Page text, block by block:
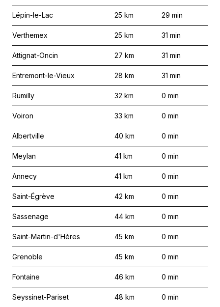
Lépin-le-Lac 25 km 29 min
Verthemex 25 km 31 min
Attignat-Oncin 27 km 31 min
Entremont-le-Vieux 28 km 31 min
Rumilly 32 km 0 min
Voiron 33 km 0 min
Albertville 40 km 0 min
Meylan 41 km 0 min
Annecy 41 km 0 min
Saint-Égrève 42 km 0 min
Sassenage 44 km 0 min
Saint-Martin-d'Hères 45 km 0 min
Grenoble 45 km 0 min
Fontaine 46 km 0 min
Seyssinet-Pariset 48 km 0 min